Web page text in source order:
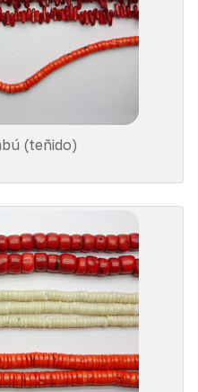
(teñido)